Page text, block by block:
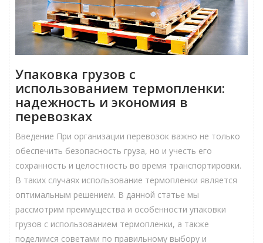
Упаковка грузов с
использованием термопленки:
надежность и экономия в
перевозках
Введение При организации перевозок важно не только
обеспечить безопасность груза, но и учесть его
сохранность и целостность во время транспортировки.
В таких случаях использование термопленки является
оптимальным решением. В данной статье мы
рассмотрим преимущества и особенности упаковки
грузов с использованием термопленки, а также
поделимся советами по правильному выбору и